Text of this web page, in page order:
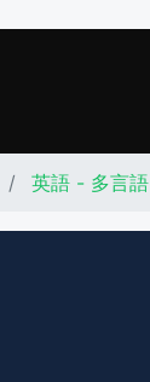
英語 - 多言語